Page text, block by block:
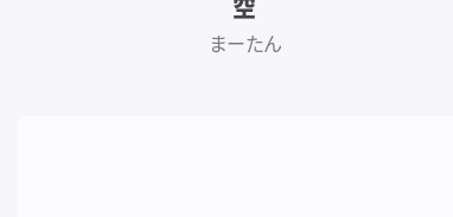
まーたん